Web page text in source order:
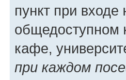
пункт при
общедоступном
кафе,
при каждом